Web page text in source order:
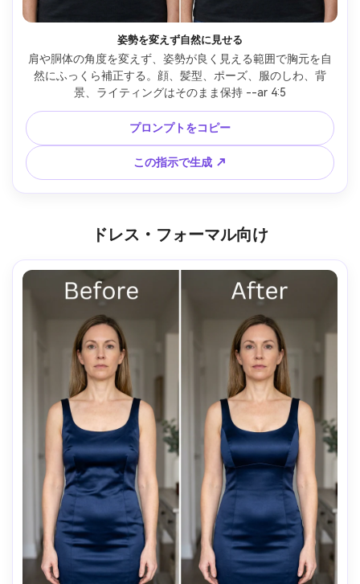
姿勢を変えず自然に見せる
肩や胴体の角度を変えず、姿勢が良く見える範囲で胸元を自
然にふっくら補正する。顔、髪型、ポーズ、服のしわ、背
景、ライティングはそのまま保持 --ar 4:5
プロンプトをコピー
この指示で生成 ↗
ドレス・フォーマル向け